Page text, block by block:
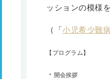
ッションの模様
（「 小児希少難
【プログラム】
開会挨拶